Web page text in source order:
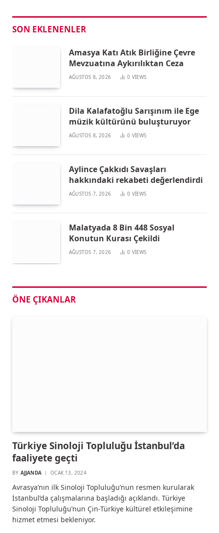
SON EKLENENLER
Amasya Katı Atık Birliğine Çevre
Mevzuatına Aykırılıktan Ceza
AĞUSTOS 8, 2026 0 VIEWS
Dila Kalafatoğlu Sarışınım ile Ege
müzik kültürünü buluşturuyor
AĞUSTOS 8, 2026 0 VIEWS
Aylince Çakkıdı Savaşları
hakkındaki rekabeti değerlendirdi
AĞUSTOS 7, 2026 0 VIEWS
Malatyada 8 Bin 448 Sosyal
Konutun Kurası Çekildi
AĞUSTOS 7, 2026 0 VIEWS
ÖNE ÇIKANLAR
Türkiye Sinoloji Topluluğu İstanbul’da
faaliyete geçti
BY AJJANDA OCAK 13, 2024
Avrasya’nın ilk Sinoloji Topluluğu’nun resmen kurularak
İstanbul’da çalışmalarına başladığı açıklandı. Türkiye
Sinoloji Topluluğu’nun Çin-Türkiye kültürel etkileşimine
hizmet etmesi bekleniyor.